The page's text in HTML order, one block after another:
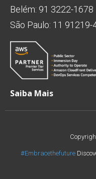
Belém: 91 3222-1678
São Paulo: 11 91219-
Saiba Mais
#Embracethefuture